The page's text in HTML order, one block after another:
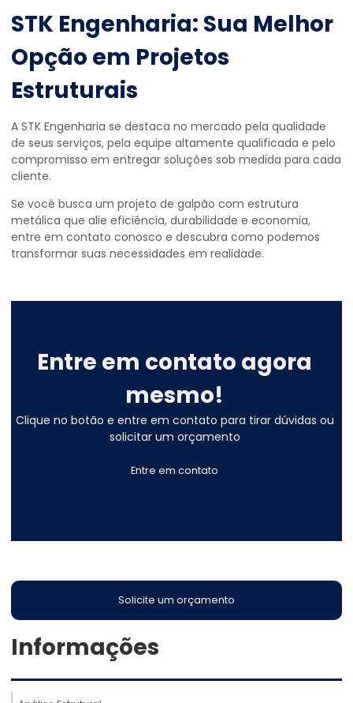
STK Engenharia: Sua Melhor
Opção em Projetos
Estruturais
A STK Engenharia se destaca no mercado pela qualidade
de seus serviços, pela equipe altamente qualificada e pelo
compromisso em entregar soluções sob medida para cada
cliente.
Se você busca um projeto de galpão com estrutura
metálica que alie eficiência, durabilidade e economia,
entre em contato conosco e descubra como podemos
transformar suas necessidades em realidade.
Entre em contato agora
mesmo!
Clique no botão e entre em contato para tirar dúvidas ou
solicitar um orçamento
Entre em contato
Solicite um orçamento
Informações